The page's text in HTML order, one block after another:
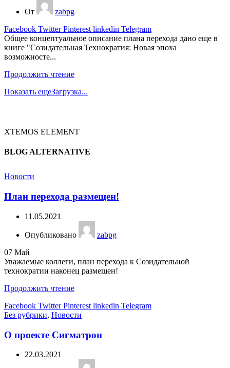
От
zabpg
Facebook Twitter Pinterest linkedin Telegram
Общее концептуальное описание плана перехода дано еще в
книге "Созидательная Технократия: Новая эпоха
возможносте...
Продолжить чтение
Показать ещеЗагрузка...
XTEMOS ELEMENT
BLOG ALTERNATIVE
Новости
План перехода размещен!
11.05.2021
Опубликовано
zabpg
07 Май
Уважаемые коллеги, план перехода к Созидательной
технократии наконец размещен!
Продолжить чтение
Facebook Twitter Pinterest linkedin Telegram
Без рубрики, Новости
О проекте Сигматрон
22.03.2021